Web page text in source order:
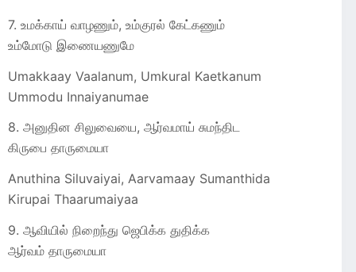
7. உமக்காய் வாழணும், உம்குரல் கேட்கணும்
உம்மோடு இணையணுமே
Umakkaay Vaalanum, Umkural Kaetkanum
Ummodu Innaiyanumae
8. அனுதின சிலுவையை, ஆர்வமாய் சுமந்திட
கிருபை தாருமையா
Anuthina Siluvaiyai, Aarvamaay Sumanthida
Kirupai Thaarumaiyaa
9. ஆவியில் நிறைந்து ஜெபிக்க துதிக்க
ஆர்வம் தாருமையா